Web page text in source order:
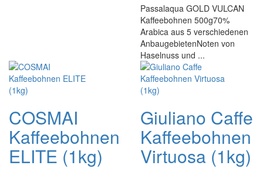
Passalaqua GOLD VULCAN
Kaffeebohnen 500g70%
Arabica aus 5 verschiedenen
AnbaugebietenNoten von
Haselnuss und ...
COSMAI
Kaffeebohnen
ELITE (1kg)
Giuliano Caffe
Kaffeebohnen
Virtuosa (1kg)